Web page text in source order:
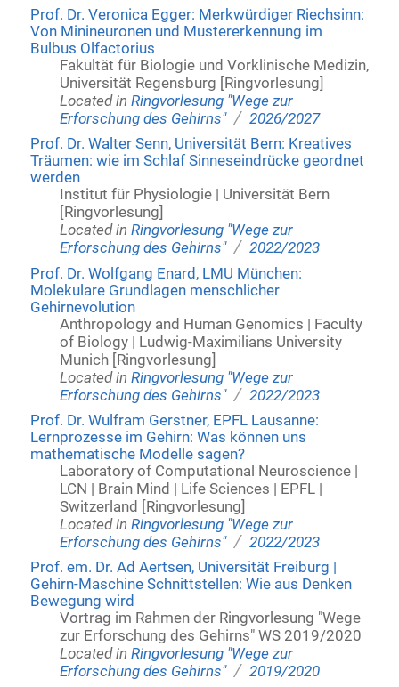
Prof. Dr. Veronica Egger: Merkwürdiger Riechsinn:
Von Minineuronen und Mustererkennung im
Bulbus Olfactorius
Fakultät für Biologie und Vorklinische Medizin,
Universität Regensburg [Ringvorlesung]
Located inRingvorlesung "Wege zur
Erforschung des Gehirns" / 2026/2027
Prof. Dr. Walter Senn, Universität Bern: Kreatives
Träumen: wie im Schlaf Sinneseindrücke geordnet
werden
Institut für Physiologie | Universität Bern
[Ringvorlesung]
Located inRingvorlesung "Wege zur
Erforschung des Gehirns" / 2022/2023
Prof. Dr. Wolfgang Enard, LMU München:
Molekulare Grundlagen menschlicher
Gehirnevolution
Anthropology and Human Genomics | Faculty
of Biology | Ludwig-Maximilians University
Munich [Ringvorlesung]
Located inRingvorlesung "Wege zur
Erforschung des Gehirns" / 2022/2023
Prof. Dr. Wulfram Gerstner, EPFL Lausanne:
Lernprozesse im Gehirn: Was können uns
mathematische Modelle sagen?
Laboratory of Computational Neuroscience |
LCN | Brain Mind | Life Sciences | EPFL |
Switzerland [Ringvorlesung]
Located inRingvorlesung "Wege zur
Erforschung des Gehirns" / 2022/2023
Prof. em. Dr. Ad Aertsen, Universität Freiburg |
Gehirn-Maschine Schnittstellen: Wie aus Denken
Bewegung wird
Vortrag im Rahmen der Ringvorlesung "Wege
zur Erforschung des Gehirns" WS 2019/2020
Located inRingvorlesung "Wege zur
Erforschung des Gehirns" / 2019/2020